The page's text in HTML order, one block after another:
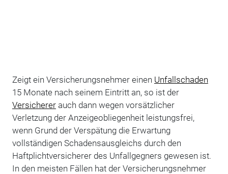
Zeigt ein Versicherungsnehmer einen Unfallschaden
15 Monate nach seinem Eintritt an, so ist der
Versichererauch dann wegen vorsätzlicher
Verletzung der Anzeigeobliegenheit leistungsfrei,
wenn Grund der Verspätung die Erwartung
vollständigen Schadensausgleichs durch den
Haftplichtversicherer des Unfallgegners gewesen ist.
In den meisten Fällen hat der Versicherungsnehmer